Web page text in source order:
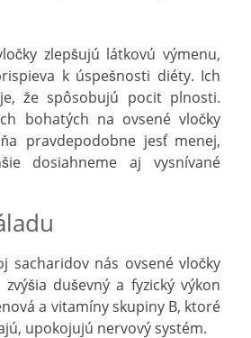
zlepšujú látkovú výmenu,
k úspešnosti diéty. Ich
že spôsobujú pocit plnosti.
bohatých na ovsené vločky
pravdepodobne jesť menej,
dosiahneme aj vysnívané
sacharidov nás ovsené vločky
duševný a fyzický výkon
a vitamíny skupiny B, ktoré
upokojujú nervový systém.